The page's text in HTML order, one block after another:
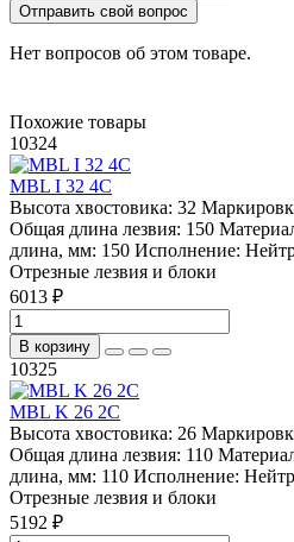
Отправить свой вопрос
Нет вопросов об этом товаре.
Похожие товары
10324
MBL I 32 4C
Высота хвостовика: 32
Общая длина лезвия: 150
длина, мм: 150 Исполнение:
Отрезные лезвия и блоки
6013 ₽
В корзину
10325
MBL K 26 2C
Высота хвостовика: 26
Общая длина лезвия: 110
длина, мм: 110 Исполнение:
Отрезные лезвия и блоки
5192 ₽